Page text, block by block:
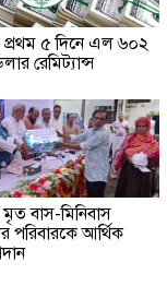
৫ দিনে এল ৬০২
রেমিট্যান্স
মৃত বাস-মিনিবাস
পরিবারকে আর্থিক